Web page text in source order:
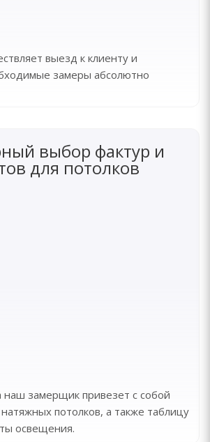
выезд к клиенту и
замеры абсолютно
выбор фактур и
для потолков
наш замерщик привезет с собой
потолков, а также таблицу
освещения.